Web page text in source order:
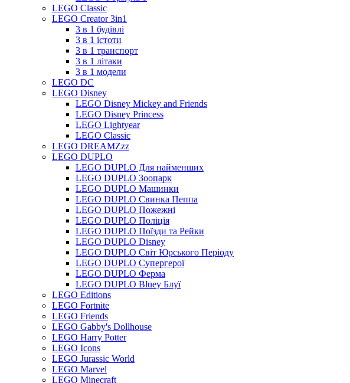
LEGO Classic
LEGO Creator 3in1
3 в 1 будівлі
3 в 1 істоти
3 в 1 транспорт
3 в 1 літаки
3 в 1 модели
LEGO DC
LEGO Disney
LEGO Disney Mickey and Friends
LEGO Disney Princess
LEGO Lightyear
LEGO Classic
LEGO DREAMZzz
LEGO DUPLO
LEGO DUPLO Для найменших
LEGO DUPLO Зоопарк
LEGO DUPLO Машинки
LEGO DUPLO Свинка Пеппа
LEGO DUPLO Пожежні
LEGO DUPLO Поліція
LEGO DUPLO Поїзди та Рейки
LEGO DUPLO Disney
LEGO DUPLO Світ Юрського Періоду
LEGO DUPLO Супергерої
LEGO DUPLO Ферма
LEGO DUPLO Bluey Блуї
LEGO Editions
LEGO Fortnite
LEGO Friends
LEGO Gabby's Dollhouse
LEGO Harry Potter
LEGO Icons
LEGO Jurassic World
LEGO Marvel
LEGO Minecraft